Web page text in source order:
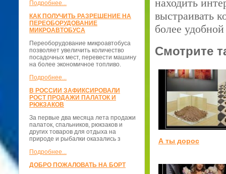
Подробнее...
КАК ПОЛУЧИТЬ РАЗРЕШЕНИЕ НА
ПЕРЕОБОРУДОВАНИЕ
МИКРОАВТОБУСА
Переоборудование микроавтобуса
позволяет увеличить количество
посадочных мест, перевести машину
на более экономичное топливо.
Подробнее...
В РОССИИ ЗАФИКСИРОВАЛИ
РОСТ ПРОДАЖИ ПАЛАТОК И
РЮКЗАКОВ
За первые два месяца лета продажи
палаток, спальников, рюкзаков и
других товаров для отдыха на
природе и рыбалки оказались з
Подробнее...
ДОБРО ПОЖАЛОВАТЬ НА БОРТ
находить
выстраивать
более
Смотрите
А ты дорос